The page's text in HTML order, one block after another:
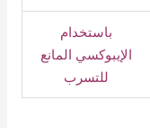
باستخدام
الإيبوكسي المانع
للتسرب